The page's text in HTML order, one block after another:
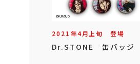
2021年4月上旬 登場
Dr.STONE 缶バッジ